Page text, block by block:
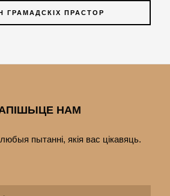
ГРАМАДСКІХ ПРАСТОР
НАМ
пытанні, якія вас цiкавяць.